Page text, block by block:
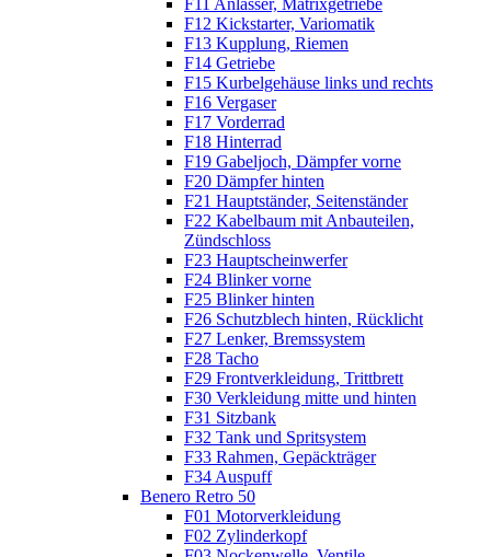
F12 Kickstarter, Variomatik
F13 Kupplung, Riemen
F14 Getriebe
F15 Kurbelgehäuse links und rechts
F16 Vergaser
F17 Vorderrad
F18 Hinterrad
F19 Gabeljoch, Dämpfer vorne
F20 Dämpfer hinten
F21 Hauptständer, Seitenständer
F22 Kabelbaum mit Anbauteilen,
Zündschloss
F23 Hauptscheinwerfer
F24 Blinker vorne
F25 Blinker hinten
F26 Schutzblech hinten, Rücklicht
F27 Lenker, Bremssystem
F28 Tacho
F29 Frontverkleidung, Trittbrett
F30 Verkleidung mitte und hinten
F31 Sitzbank
F32 Tank und Spritsystem
F33 Rahmen, Gepäckträger
F34 Auspuff
Benero Retro 50
F01 Motorverkleidung
F02 Zylinderkopf